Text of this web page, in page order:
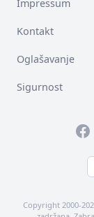
Impressum
Kontakt
Oglašavanje
Sigurnost
Copyright 2000-